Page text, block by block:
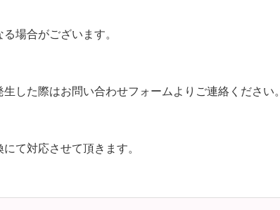
場合がございます。
した際はお問い合わせフォームよりご連絡ください。
て対応させて頂きます。